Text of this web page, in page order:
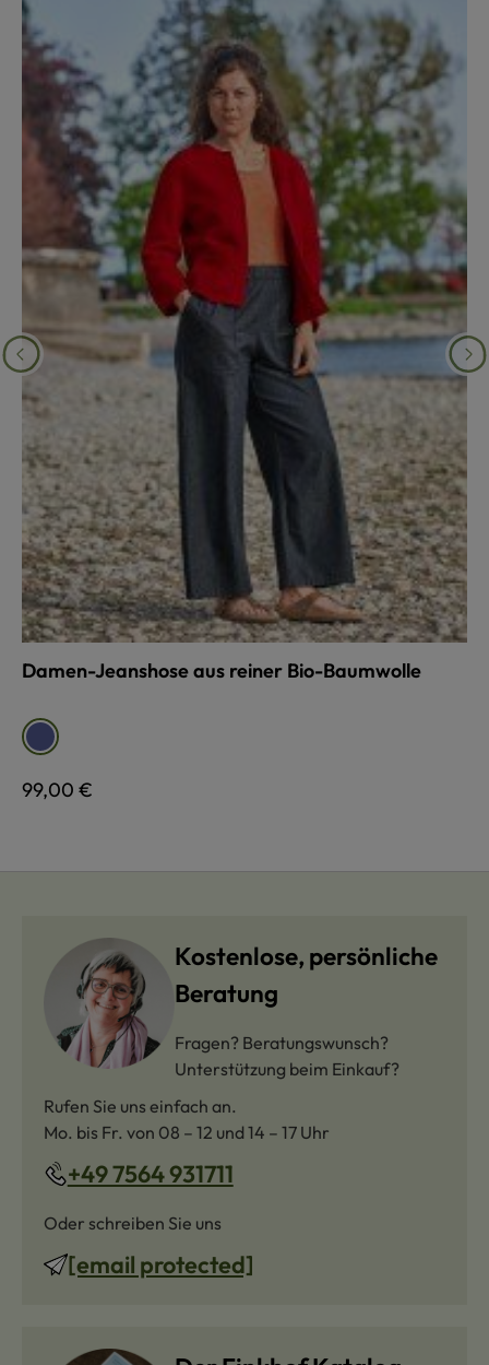
Damen-Jeanshose aus reiner Bio-Baumwolle
Farbe
blau
Regulärer Preis:
99,00 €
Kostenlose, persönliche
Beratung
Fragen? Beratungswunsch?
Unterstützung beim Einkauf?
Rufen Sie uns einfach an.
Mo. bis Fr. von 08 – 12 und 14 – 17 Uhr
+49 7564 931711
Oder schreiben Sie uns
[email protected]